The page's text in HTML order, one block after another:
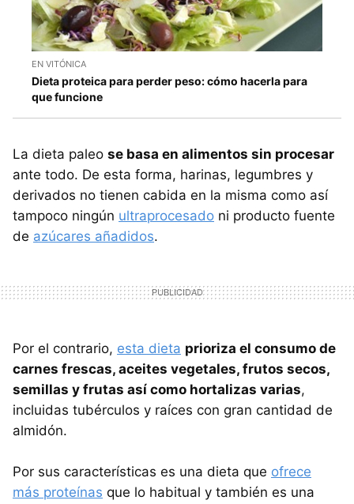
EN VITÓNICA
Dieta proteica para perder peso: cómo hacerla para
que funcione
La dieta paleo se basa en alimentos sin procesar
ante todo. De esta forma, harinas, legumbres y
derivados no tienen cabida en la misma como así
tampoco ningún ultraprocesado ni producto fuente
de azúcares añadidos.
Por el contrario, esta dieta prioriza el consumo de
carnes frescas, aceites vegetales, frutos secos,
semillas y frutas así como hortalizas varias,
incluidas tubérculos y raíces con gran cantidad de
almidón.
Por sus características es una dieta que ofrece
más proteínas que lo habitual y también es una